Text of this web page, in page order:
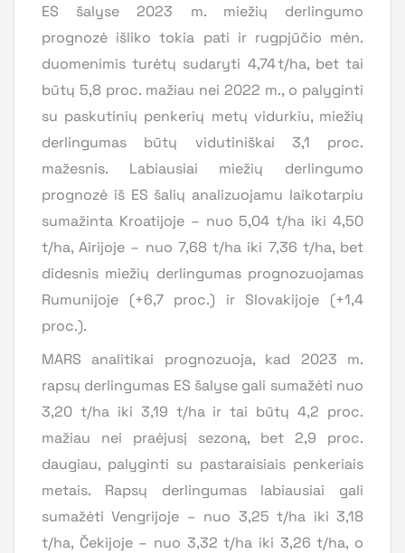
ES šalyse 2023 m. miežių derlingumo
prognozė išliko tokia pati ir rugpjūčio mėn.
duomenimis turėtų sudaryti 4,74 t/ha, bet tai
būtų 5,8 proc. mažiau nei 2022 m., o palyginti
su paskutinių penkerių metų vidurkiu, miežių
derlingumas būtų vidutiniškai 3,1 proc.
mažesnis. Labiausiai miežių derlingumo
prognozė iš ES šalių analizuojamu laikotarpiu
sumažinta Kroatijoje – nuo 5,04 t/ha iki 4,50
t/ha, Airijoje – nuo 7,68 t/ha iki 7,36 t/ha, bet
didesnis miežių derlingumas prognozuojamas
Rumunijoje (+6,7 proc.) ir Slovakijoje (+1,4
proc.).
MARS analitikai prognozuoja, kad 2023 m.
rapsų derlingumas ES šalyse gali sumažėti nuo
3,20 t/ha iki 3,19 t/ha ir tai būtų 4,2 proc.
mažiau nei praėjusį sezoną, bet 2,9 proc.
daugiau, palyginti su pastaraisiais penkeriais
metais. Rapsų derlingumas labiausiai gali
sumažėti Vengrijoje – nuo 3,25 t/ha iki 3,18
t/ha, Čekijoje – nuo 3,32 t/ha iki 3,26 t/ha, o